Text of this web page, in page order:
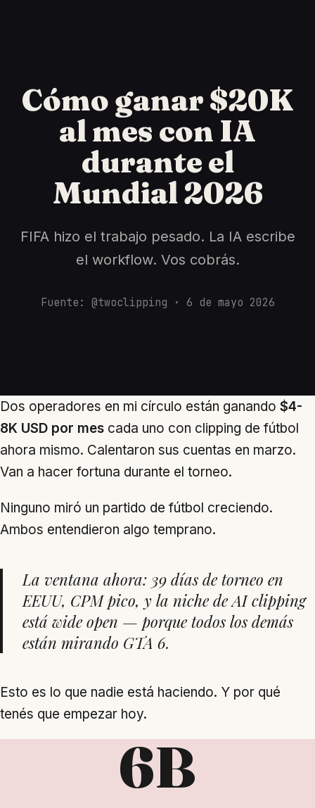
Cómo ganar $20K
al mes con IA
durante el
Mundial 2026
FIFA hizo el trabajo pesado. La IA escribe
el workflow. Vos cobrás.
Fuente: @twoclipping · 6 de mayo 2026
Dos operadores en mi círculo están ganando $4-
8K USD por mes cada uno con clipping de fútbol
ahora mismo. Calentaron sus cuentas en marzo.
Van a hacer fortuna durante el torneo.
Ninguno miró un partido de fútbol creciendo.
Ambos entendieron algo temprano.
La ventana ahora: 39 días de torneo en
EEUU, CPM pico, y la niche de AI clipping
está wide open — porque todos los demás
están mirando GTA 6.
Esto es lo que nadie está haciendo. Y por qué
tenés que empezar hoy.
6B